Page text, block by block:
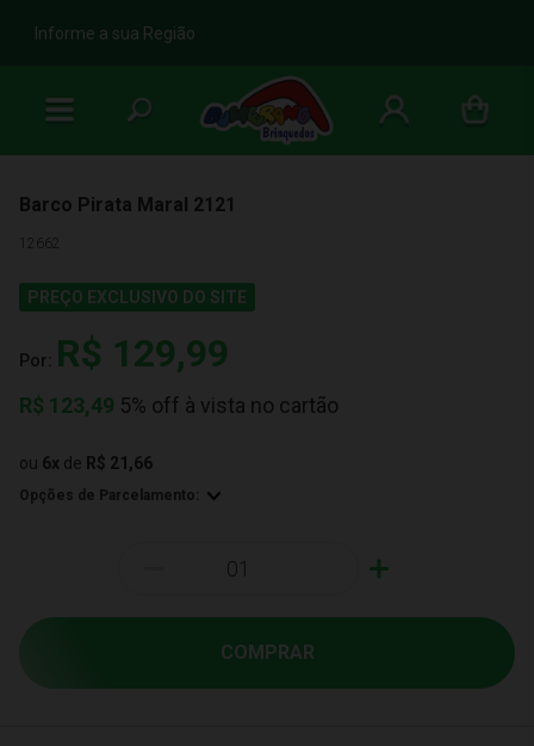
b
Informe a sua Região
Barco Pirata Maral 2121
12662
PREÇO EXCLUSIVO DO SITE
Por: R$ 129,99
R$ 123,49 5% off à vista no cartão
ou 6x de R$ 21,66
Opções de Parcelamento:
+
COMPRAR